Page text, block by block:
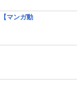
マンガ動